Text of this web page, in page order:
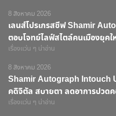
8 สิงหาคม 2026
เลนส์โปรเกรสซีฟ Shamir
ตอบโจทย์ไลฟ์สไตล์คนเมืองยุคใ
เรื่องแว่น ๆ น่าอ่าน
8 สิงหาคม 2026
Shamir Autograph Intouch
คดิจิตัล สบายตา ลดอาการปวด
เรื่องแว่น ๆ น่าอ่าน